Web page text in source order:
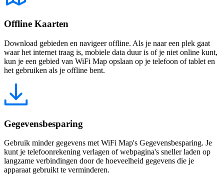
Offline Kaarten
Download gebieden en navigeer offline. Als je naar een plek gaat
waar het internet traag is, mobiele data duur is of je niet online kunt,
kun je een gebied van WiFi Map opslaan op je telefoon of tablet en
het gebruiken als je offline bent.
Gegevensbesparing
Gebruik minder gegevens met WiFi Map's Gegevensbesparing. Je
kunt je telefoonrekening verlagen of webpagina's sneller laden op
langzame verbindingen door de hoeveelheid gegevens die je
apparaat gebruikt te verminderen.